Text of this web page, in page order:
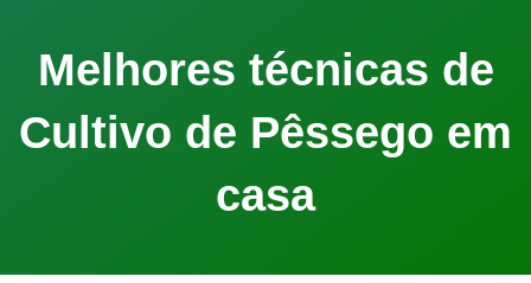
Melhores técnicas de
Cultivo de Pêssego em
casa